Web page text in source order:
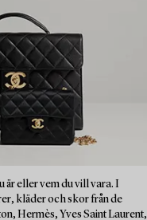
är eller vem du vill vara. I
kläder och skor från de
Hermès, Yves Saint Laurent,